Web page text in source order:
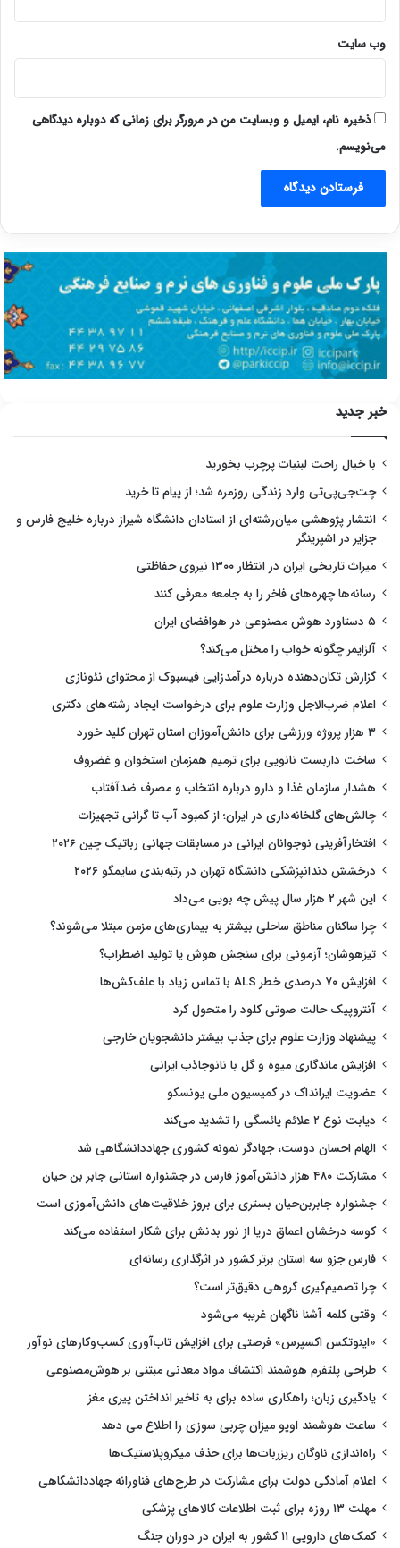
وب‌ سایت
ذخیره نام، ایمیل و وبسایت من در مرورگر برای زمانی که دوباره دیدگاهی
می‌نویسم.
خبر جدید
با خیال راحت لبنیات پرچرب بخورید
چت‌جی‌پی‌تی وارد زندگی روزمره شد؛ از پیام تا خرید
انتشار پژوهشی میان‌رشته‌ای از استادان دانشگاه شیراز درباره خلیج فارس و
جزایر در اشپرینگر
میراث تاریخی ایران در انتظار ۱۳۰۰ نیروی حفاظتی
رسانه‌ها چهره‌های فاخر را به جامعه معرفی کنند
۵ دستاورد هوش مصنوعی در هوافضای ایران
آلزایمر چگونه خواب را مختل می‌کند؟
گزارش تکان‌دهنده درباره درآمدزایی فیسبوک از محتوای نئونازی
اعلام ضرب‌الاجل وزارت علوم برای درخواست ایجاد رشته‌های دکتری
۳ هزار پروژه ورزشی برای دانش‌آموزان استان تهران کلید خورد
ساخت داربست نانویی برای ترمیم همزمان استخوان و غضروف
هشدار سازمان غذا و دارو درباره انتخاب و مصرف ضدآفتاب
چالش‌های گلخانه‌داری در ایران؛ از کمبود آب تا گرانی تجهیزات
افتخارآفرینی نوجوانان ایرانی در مسابقات جهانی رباتیک چین ۲۰۲۶
درخشش دندانپزشکی دانشگاه تهران در رتبه‌بندی سایمگو ۲۰۲۶
این شهر ۲ هزار سال پیش چه بویی می‌داد
چرا ساکنان مناطق ساحلی بیشتر به بیماری‌های مزمن مبتلا می‌شوند؟
تیزهوشان؛ آزمونی برای سنجش هوش یا تولید اضطراب؟
افزایش ۷۰ درصدی خطر ALS با تماس زیاد با علف‌کش‌ها
آنتروپیک حالت صوتی کلود را متحول کرد
پیشنهاد وزارت علوم برای جذب بیشتر دانشجویان خارجی
افزایش ماندگاری میوه و گل با نانوجاذب ایرانی
عضویت ایرانداک در کمیسیون ملی یونسکو
دیابت نوع ۲ علائم یائسگی را تشدید می‌کند
الهام احسان دوست، جهادگر نمونه کشوری جهاددانشگاهی شد
مشارکت ۴۸۰ هزار دانش‌آموز فارس در جشنواره استانی جابر بن حیان
جشنواره جابربن‌حیان بستری برای بروز خلاقیت‌های دانش‌آموزی است
کوسه درخشان اعماق دریا از نور بدنش برای شکار استفاده می‌کند
فارس جزو سه استان برتر کشور در اثرگذاری رسانه‌ای
چرا تصمیم‌گیری گروهی دقیق‌تر است؟
وقتی کلمه آشنا ناگهان غریبه می‌شود
«اینوتکس اکسپرس» فرصتی برای افزایش تاب‌آوری کسب‌وکارهای نوآور
طراحی پلتفرم هوشمند اکتشاف مواد معدنی مبتنی بر هوش‌مصنوعی
یادگیری زبان؛ راهکاری ساده برای به تاخیر انداختن پیری مغز
ساعت هوشمند اوپو میزان چربی سوزی را اطلاع می دهد
راه‌اندازی ناوگان ریزربات‌ها برای حذف میکروپلاستیک‌ها
اعلام آمادگی دولت برای مشارکت در طرح‌های فناورانه جهاددانشگاهی
مهلت ۱۳ روزه برای ثبت اطلاعات کالاهای پزشکی
کمک‌های دارویی ۱۱ کشور به ایران در دوران جنگ